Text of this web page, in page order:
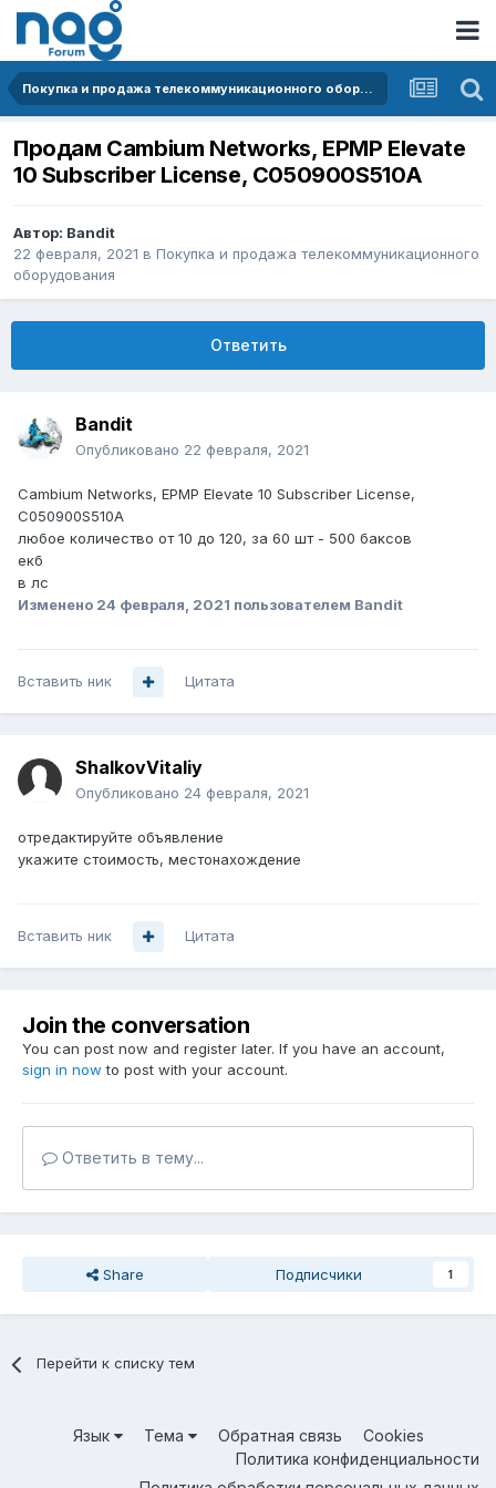
Покупка и продажа телекоммуникационного оборудования
Продам Cambium Networks, EPMP Elevate
10 Subscriber License, C050900S510A
Автор: Bandit
22 февраля, 2021 в Покупка и продажа телекоммуникационного
оборудования
Ответить
Bandit
Опубликовано 22 февраля, 2021
Cambium Networks, EPMP Elevate 10 Subscriber License,
C050900S510A
любое количество от 10 до 120, за 60 шт - 500 баксов
екб
в лс
Изменено 24 февраля, 2021 пользователем Bandit
Вставить ник Цитата
ShalkovVitaliy
Опубликовано 24 февраля, 2021
отредактируйте объявление
укажите стоимость, местонахождение
Вставить ник Цитата
Join the conversation
You can post now and register later. If you have an account,
sign in now to post with your account.
Ответить в тему...
Share Подписчики 1
Перейти к списку тем
Язык Тема Обратная связь
Cookies
Политика конфиденциальности